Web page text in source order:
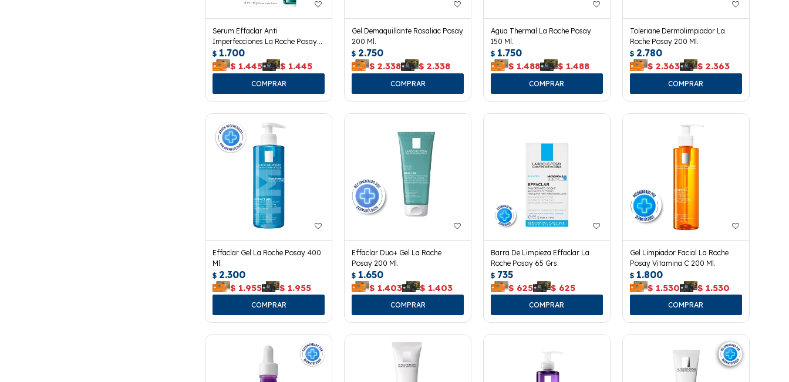
Serum Effaclar Anti
Imperfecciones La Roche Posay
15 Ml.
$ 1.700
$ 1.445 $ 1.445
Gel Demaquillante Rosaliac Posay
200 Ml.
$ 2.750
$ 2.338 $ 2.338
Agua Thermal La Roche Posay
150 Ml.
$ 1.750
$ 1.488 $ 1.488
Toleriane Dermolimpiador La
Roche Posay 200 Ml.
$ 2.780
$ 2.363 $ 2.363
Effaclar Gel La Roche Posay 400
Ml.
$ 2.300
$ 1.955 $ 1.955
Effaclar Duo+ Gel La Roche
Posay 200 Ml.
$ 1.650
$ 1.403 $ 1.403
Barra De Limpieza Effaclar La
Roche Posay 65 Grs.
$ 735
$ 625 $ 625
Gel Limpiador Facial La Roche
Posay Vitamina C 200 Ml.
$ 1.800
$ 1.530 $ 1.530